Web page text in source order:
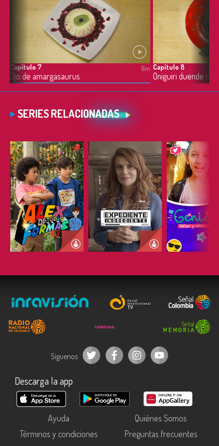
Capítulo 7
Ojo de amargasaurus
8m Capítulo 8
Oniguiri duende
SERIES RELACIONADAS
ESCUCHAR ESCUCHAR
Síguenos
Descarga la app
Ayuda
Quiénes Somos
Términos y condiciones
Preguntas frecuentes